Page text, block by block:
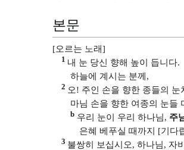
본문
[오르는 노래]
1 내 눈 당신 향해 높이 듭니다.
하늘에 계시는 분께,
2 오! 주인 손을 향한 종들의 눈
마님 손을 향한 여종의 눈들
b 우리 눈이 우리 하나님, 주
은혜 베푸실 때까지 [기다
3 불쌍히 보십시오, 하나님, 자